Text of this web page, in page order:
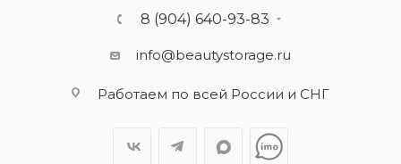
8 (904) 640-93-83
info@beautystorage.ru
Работаем по всей России и СНГ